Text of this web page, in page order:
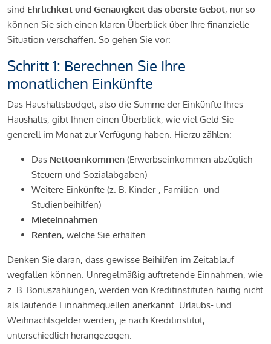
sind Ehrlichkeit und Genauigkeit das oberste Gebot, nur so
können Sie sich einen klaren Überblick über Ihre finanzielle
Situation verschaffen. So gehen Sie vor:
Schritt 1: Berechnen Sie Ihre
monatlichen Einkünfte
Das Haushaltsbudget, also die Summe der Einkünfte Ihres
Haushalts, gibt Ihnen einen Überblick, wie viel Geld Sie
generell im Monat zur Verfügung haben. Hierzu zählen:
Das Nettoeinkommen (Erwerbseinkommen abzüglich
Steuern und Sozialabgaben)
Weitere Einkünfte (z. B. Kinder-, Familien- und
Studienbeihilfen)
Mieteinnahmen
Renten, welche Sie erhalten.
Denken Sie daran, dass gewisse Beihilfen im Zeitablauf
wegfallen können. Unregelmäßig auftretende Einnahmen, wie
z. B. Bonuszahlungen, werden von Kreditinstituten häufig nicht
als laufende Einnahmequellen anerkannt. Urlaubs- und
Weihnachtsgelder werden, je nach Kreditinstitut,
unterschiedlich herangezogen.